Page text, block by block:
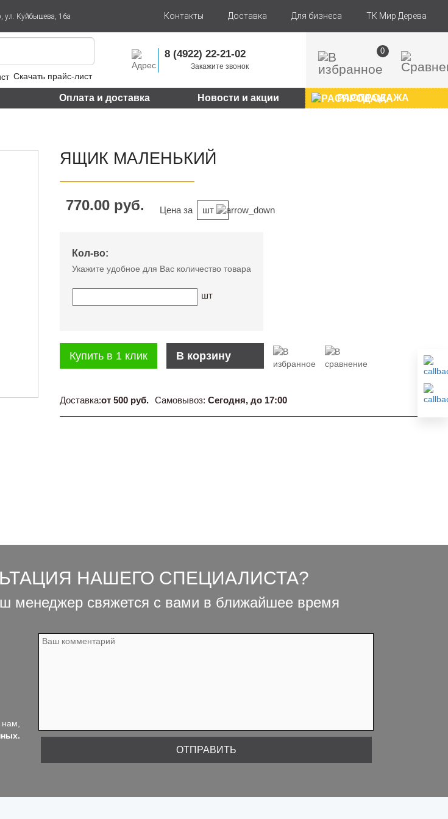
ул. Куйбышева, 16а Контакты Доставка Для бизнеса ТК Мир Дерева
Скачать прайс-лист
8 (4922) 22-21-02
Закажите звонок
0
Оплата и доставка Новости и акции РАСПРОДАЖА
ЯЩИК МАЛЕНЬКИЙ
770.00 руб. Цена за шт
Кол-во:
Укажите удобное для Вас количество товара
шт
В корзину
Купить в 1 клик
Доставка:от 500 руб. Самовывоз: Сегодня, до 17:00
НАШЕГО СПЕЦИАЛИСТА?
менеджер свяжется с вами в ближайшее время
ОТПРАВИТЬ